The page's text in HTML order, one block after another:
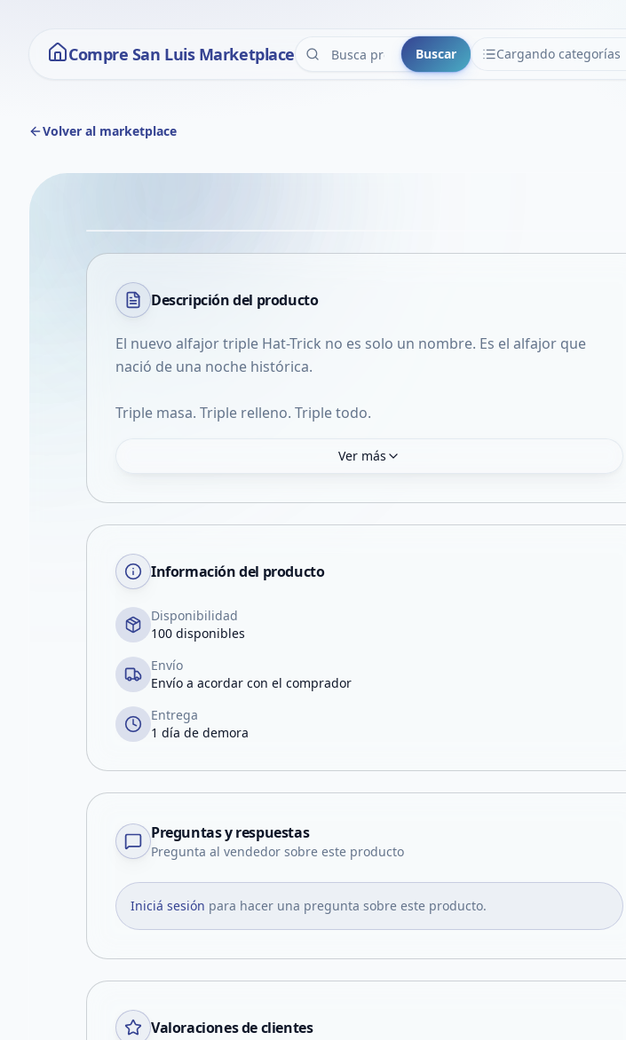
Compre San Luis Marketplace Buscar Cargando categorías
CATEGORÍAS
Volver al marketplace
VER EN PANTALLA COMPLETA
Descripción del producto
El nuevo alfajor triple Hat-Trick no es solo un nombre. Es el alfajor que
nació de una noche histórica.
Triple masa. Triple relleno. Triple todo.
Ver más
Información del producto
Disponibilidad
100 disponibles
Envío
Envío a acordar con el comprador
Entrega
1 día de demora
Preguntas y respuestas
Pregunta al vendedor sobre este producto
Iniciá sesión para hacer una pregunta sobre este producto.
Valoraciones de clientes